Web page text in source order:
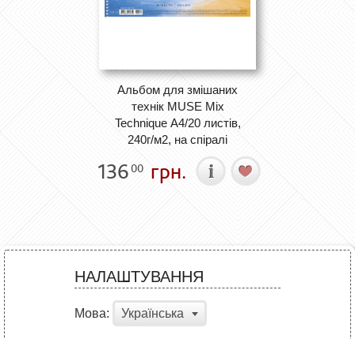
Альбом для змішаних
технік MUSE Mix
Technique А4/20 листів,
240г/м2, на спіралі
13600 грн.
НАЛАШТУВАННЯ
Мова: Українська